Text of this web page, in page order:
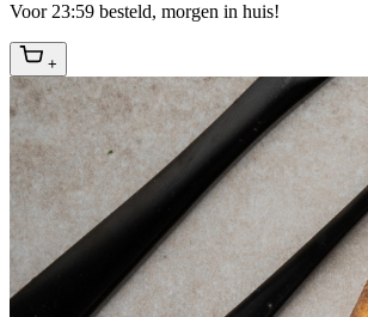
Voor 23:59 besteld, morgen in huis!
+